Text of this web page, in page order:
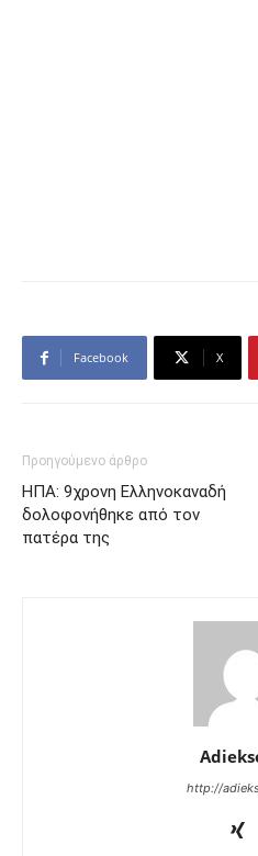
Facebook X
Προηγούμενο άρθρο
ΗΠΑ: 9χρονη Ελληνοκαναδή
δολοφονήθηκε από τον
πατέρα της
http://